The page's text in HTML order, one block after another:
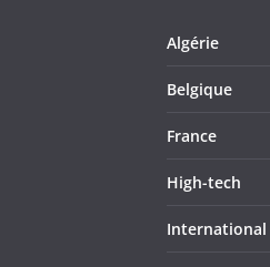
Algérie
Belgique
France
High-tech
International